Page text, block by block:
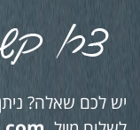
יש לכם שאלה?